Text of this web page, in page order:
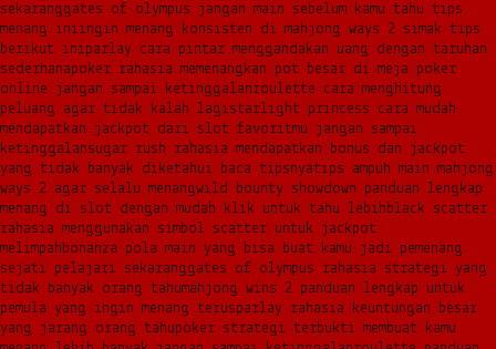
sekaranggates of olympus jangan main sebelum kamu tahu tips
menang iniingin menang konsisten di mahjong ways 2 simak tips
berikut iniparlay cara pintar menggandakan uang dengan taruhan
sederhanapoker rahasia memenangkan pot besar di meja poker
online jangan sampai ketinggalanroulette cara menghitung
peluang agar tidak kalah lagistarlight princess cara mudah
mendapatkan jackpot dari slot favoritmu jangan sampai
ketinggalansugar rush rahasia mendapatkan bonus dan jackpot
yang tidak banyak diketahui baca tipsnyatips ampuh main mahjong
ways 2 agar selalu menangwild bounty showdown panduan lengkap
menang di slot dengan mudah klik untuk tahu lebihblack scatter
rahasia menggunakan simbol scatter untuk jackpot
melimpahbonanza pola main yang bisa buat kamu jadi pemenang
sejati pelajari sekaranggates of olympus rahasia strategi yang
tidak banyak orang tahumahjong wins 2 panduan lengkap untuk
pemula yang ingin menang terusparlay rahasia keuntungan besar
yang jarang orang tahupoker strategi terbukti membuat kamu